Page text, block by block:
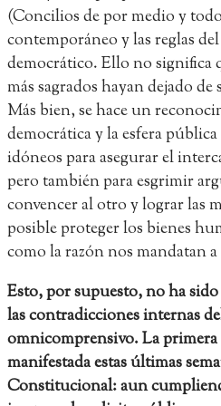
(Concilios de por medio y
contemporáneo y las reglas
democrático. Ello no significa
más sagrados hayan dejado
Más bien, se hace un
democrática y la esfera
idóneos para asegurar el
pero también para esgrimir
convencer al otro y lograr las
posible proteger los bienes
como la razón nos mandatan
Esto, por supuesto, no ha
las contradicciones internas
omnicomprensivo. La
manifestada estas últimas
Constitucional: aun